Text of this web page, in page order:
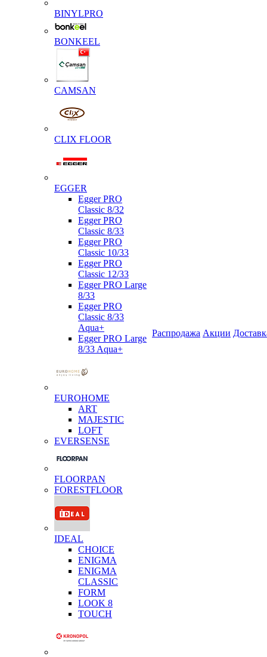
BINYLPRO
BONKEEL
CAMSAN
CLIX FLOOR
EGGER
Egger PRO
Classic 8/32
Egger PRO
Classic 8/33
Egger PRO
Classic 10/33
Egger PRO
Classic 12/33
Egger PRO Large
8/33
Egger PRO
Classic 8/33
Aqua+
Egger PRO Large
8/33 Aqua+
EUROHOME
ART
MAJESTIC
LOFT
EVERSENSE
FLOORPAN
FORESTFLOOR
IDEAL
CHOICE
ENIGMA
ENIGMA
CLASSIC
FORM
LOOK 8
TOUCH
Распродажа Акции